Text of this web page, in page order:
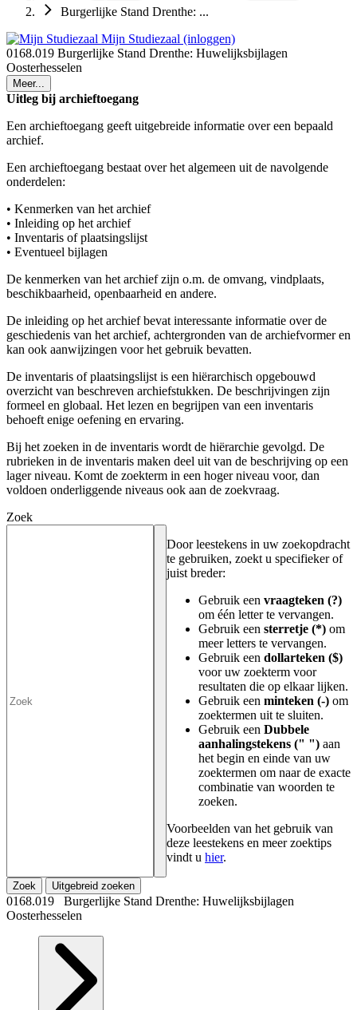
Burgerlijke Stand Drenthe: ...
Mijn Studiezaal (inloggen)
0168.019 Burgerlijke Stand Drenthe: Huwelijksbijlagen
Oosterhesselen
Meer...
Uitleg bij archieftoegang
Een archieftoegang geeft uitgebreide informatie over een bepaald
archief.
Een archieftoegang bestaat over het algemeen uit de navolgende
onderdelen:
• Kenmerken van het archief
• Inleiding op het archief
• Inventaris of plaatsingslijst
• Eventueel bijlagen
De kenmerken van het archief zijn o.m. de omvang, vindplaats,
beschikbaarheid, openbaarheid en andere.
De inleiding op het archief bevat interessante informatie over de
geschiedenis van het archief, achtergronden van de archiefvormer en
kan ook aanwijzingen voor het gebruik bevatten.
De inventaris of plaatsingslijst is een hiërarchisch opgebouwd
overzicht van beschreven archiefstukken. De beschrijvingen zijn
formeel en globaal. Het lezen en begrijpen van een inventaris
behoeft enige oefening en ervaring.
Bij het zoeken in de inventaris wordt de hiërarchie gevolgd. De
rubrieken in de inventaris maken deel uit van de beschrijving op een
lager niveau. Komt de zoekterm in een hoger niveau voor, dan
voldoen onderliggende niveaus ook aan de zoekvraag.
Zoek
Door leestekens in uw zoekopdracht
te gebruiken, zoekt u specifieker of
juist breder:
Gebruik een vraagteken (?)
om één letter te vervangen.
Gebruik een sterretje (*) om
meer letters te vervangen.
Gebruik een dollarteken ($)
voor uw zoekterm voor
resultaten die op elkaar lijken.
Gebruik een minteken (-) om
zoektermen uit te sluiten.
Gebruik een Dubbele
aanhalingstekens (" ") aan
het begin en einde van uw
zoektermen om naar de exacte
combinatie van woorden te
zoeken.
Voorbeelden van het gebruik van
deze leestekens en meer zoektips
vindt u hier.
Zoek Uitgebreid zoeken
0168.019 Burgerlijke Stand Drenthe: Huwelijksbijlagen
Oosterhesselen